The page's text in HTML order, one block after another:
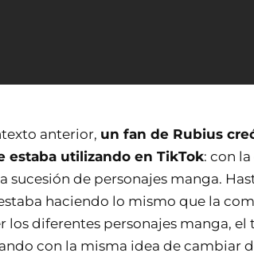
anterior, un fan de Rubius
estaba utilizando en TikTok: con
sucesión de personajes manga.
haciendo lo mismo que la
los diferentes personajes manga,
con la misma idea de cambiar